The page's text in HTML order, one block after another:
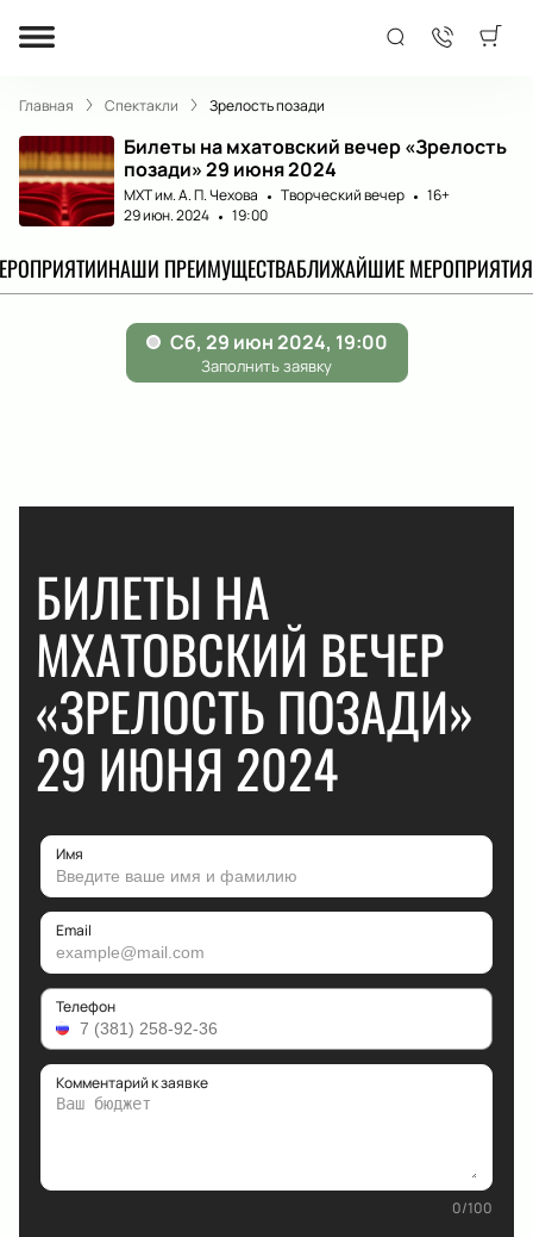
Главная Спектакли Зрелость позади
Билеты на мхатовский вечер «Зрелость
позади» 29 июня 2024
МХТ им. А. П. Чехова Творческий вечер
16+
29 июн. 2024
19:00
НАШИ ПРЕИМУЩЕСТВАБЛИЖАЙШИЕ МЕРОПРИЯТИЯ
БИЛЕТЫ НА
МХАТОВСКИЙ ВЕЧЕР
«ЗРЕЛОСТЬ ПОЗАДИ»
29 ИЮНЯ 2024
Имя
Email
Телефон
Комментарий к заявке
0/100